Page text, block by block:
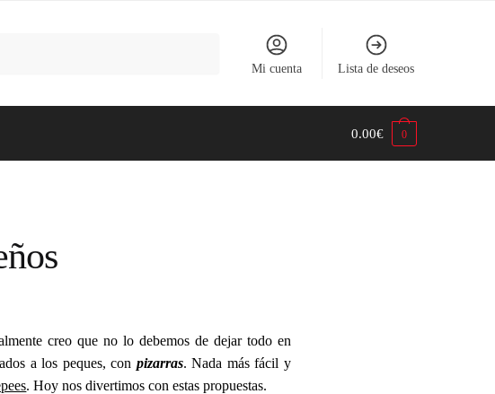
Mi cuenta Lista de deseos
0.00€ 0
creo que no lo debemos de dejar todo en
a los peques, con pizarras. Nada más fácil y
. Hoy nos divertimos con estas propuestas.